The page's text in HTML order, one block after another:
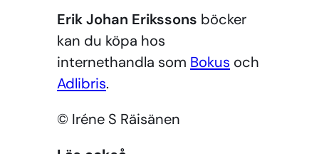
Erik Johan Erikssons böcker
kan du köpa hos
internethandla som Bokus och
Adlibris.
© Iréne S Räisänen